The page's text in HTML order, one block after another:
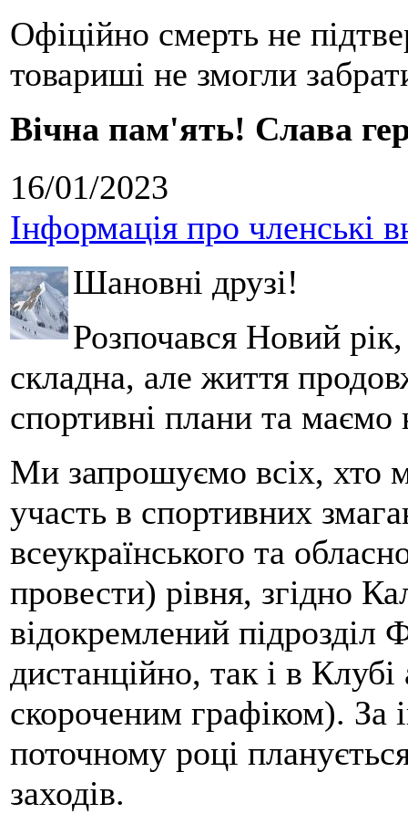
Офіційно смерть не
товариші не змогли
Вічна пам'ять! Слава
16/01/2023
Інформація про членські
Шановні друзі!
Розпочався Новий
складна, але життя
спортивні плани та
Ми запрошуємо всіх, хто
участь в спортивних
всеукраїнського та
провести) рівня, згідно
відокремлений
дистанційно, так і в Клубі
скороченим графіком). За
поточному році
заходів.